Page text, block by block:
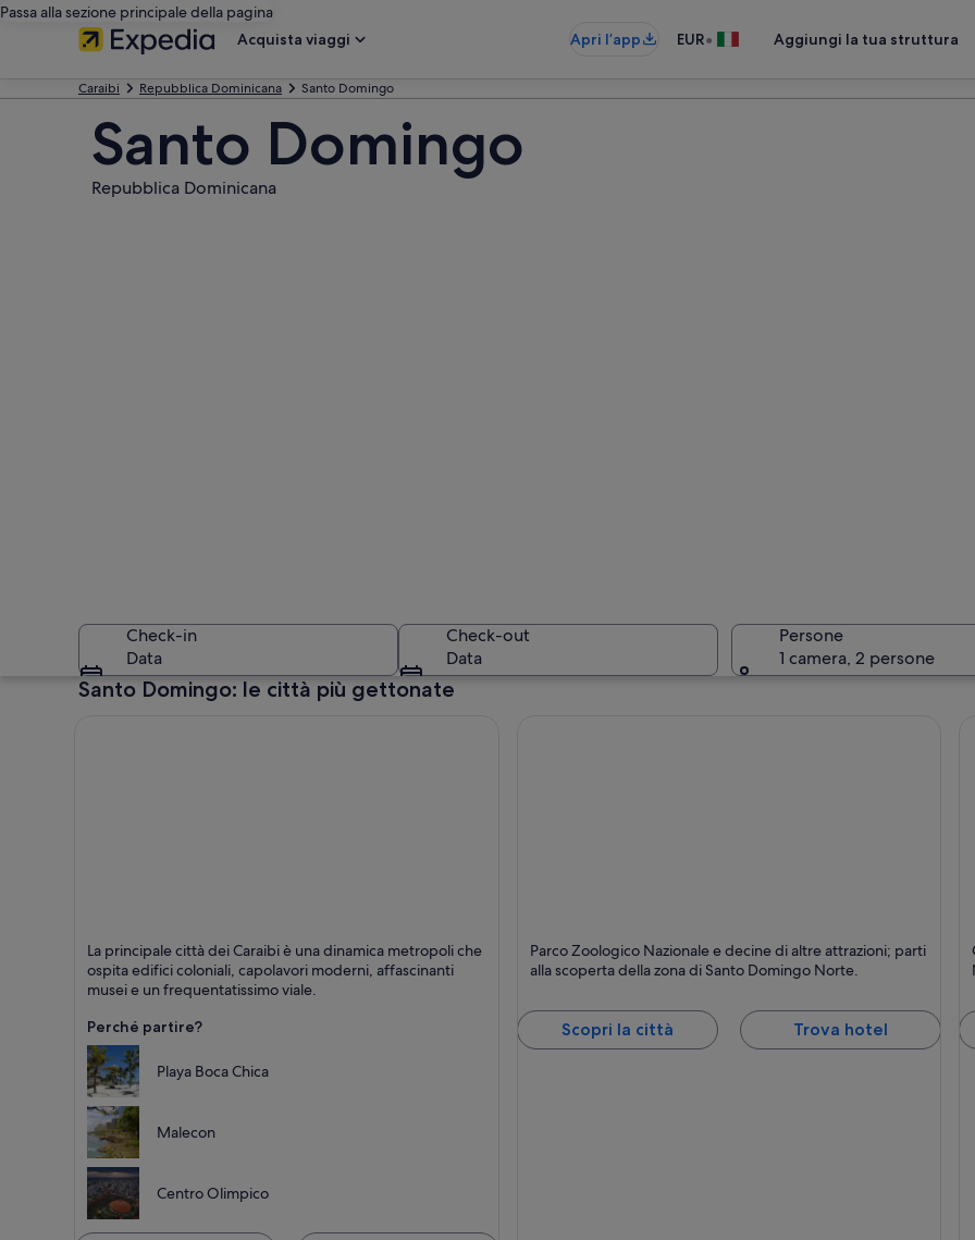
Passa alla sezione principale della pagina
Acquista viaggi
Apri l’app EUR• Aggiungi la tua struttura
Caraibi Repubblica Dominicana Santo Domingo
Santo Domingo
Repubblica Dominicana
Check-in
Data
Check-out
Data
Persone
1 camera, 2 persone
Santo Domingo: le città più gettonate
Santo Domingo
Interesse storico, Attività ricreative e Balli
La principale città dei Caraibi è una dinamica metropoli che
ospita edifici coloniali, capolavori moderni, affascinanti
musei e un frequentatissimo viale.
Perché partire?
Playa Boca Chica
Malecon
Centro Olimpico
Santo Domingo Norte
Parco Zoologico Nazionale e decine di altre attrazioni; parti
alla scoperta della zona di Santo Domingo Norte.
Scopri la città Trova hotel